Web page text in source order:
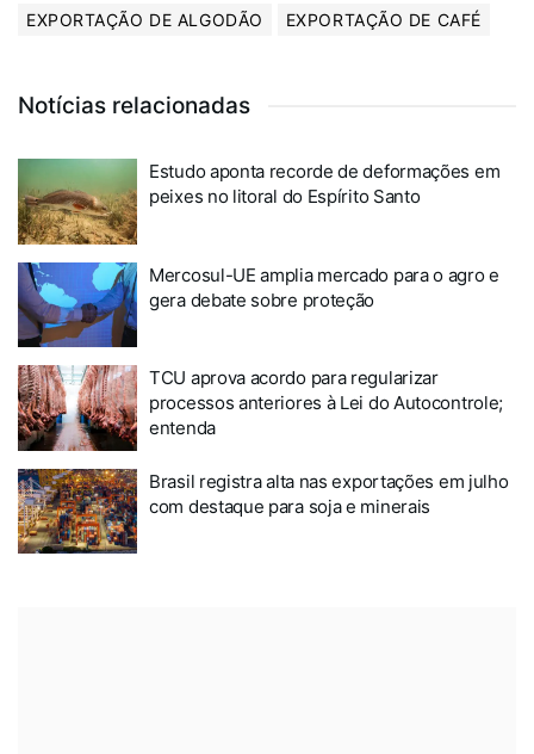
EXPORTAÇÃO DE ALGODÃO
EXPORTAÇÃO DE CAFÉ
Notícias relacionadas
Estudo aponta recorde de deformações em
peixes no litoral do Espírito Santo
Mercosul-UE amplia mercado para o agro e
gera debate sobre proteção
TCU aprova acordo para regularizar
processos anteriores à Lei do Autocontrole;
entenda
Brasil registra alta nas exportações em julho
com destaque para soja e minerais